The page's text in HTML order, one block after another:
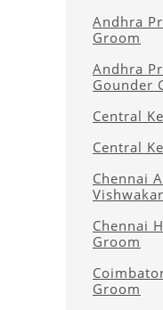
Andhra
Groom
Andhra
Gounder
Central
Central
Chennai
Chennai
Groom
Groom